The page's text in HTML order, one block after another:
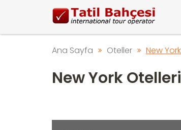
Ana Sayfa Oteller New
New York Otelleri